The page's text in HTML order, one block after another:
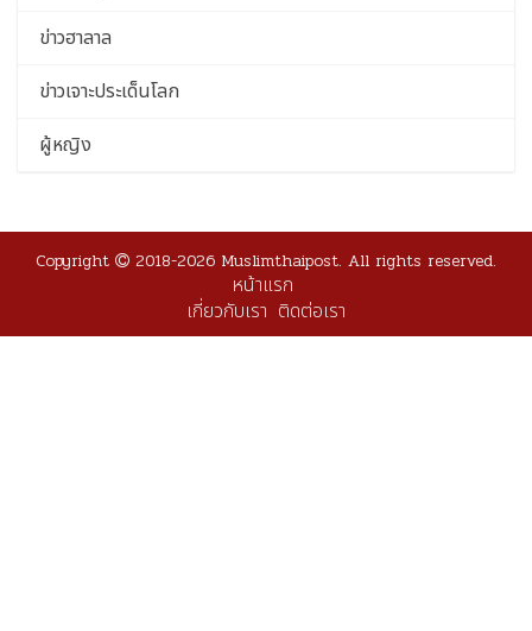
ข่าวฮาลาล
ข่าวเจาะประเด็นโลก
ผู้หญิง